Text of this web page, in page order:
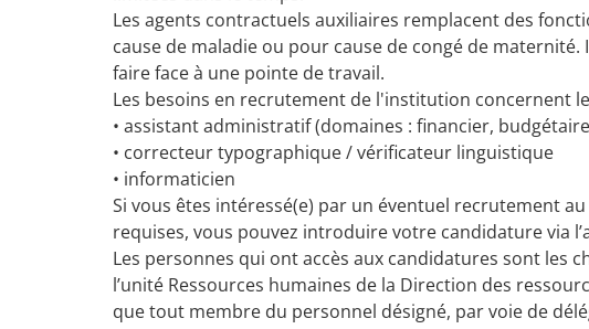
Les agents contractuels auxiliaires remplacent des
cause de maladie ou pour cause de congé de
faire face à une pointe de travail.
Les besoins en recrutement de l'institution concernent
• assistant administratif (domaines : financier,
• correcteur typographique / vérificateur linguistique
• informaticien
Si vous êtes intéressé(e) par un éventuel recrutement
requises, vous pouvez introduire votre candidature via
Les personnes qui ont accès aux candidatures sont les
l’unité Ressources humaines de la Direction des
que tout membre du personnel désigné, par voie de